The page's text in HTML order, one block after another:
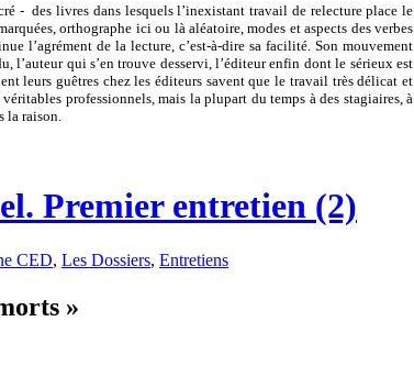
- des livres dans lesquels l’inexistant travail de relecture place le
orthographe ici ou là aléatoire, modes et aspects des verbes
l’agrément de la lecture, c’est-à-dire sa facilité. Son mouvement
l’auteur qui s’en trouve desservi, l’éditeur enfin dont le sérieux est
leurs guêtres chez les éditeurs savent que le travail très délicat et
professionnels, mais la plupart du temps à des stagiaires, à
la raison.
Premier entretien (2)
CED, Les Dossiers, Entretiens
»